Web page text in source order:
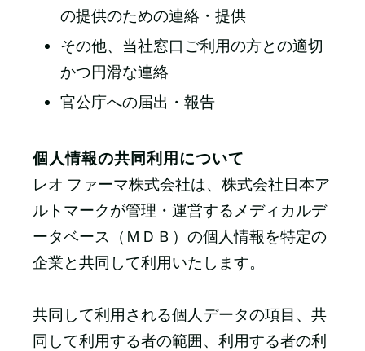
の提供のための連絡・提供
その他、当社窓口ご利用の方との適切
かつ円滑な連絡
官公庁への届出・報告
個人情報の共同利用について
レオ ファーマ株式会社は、株式会社日本ア
ルトマークが管理・運営するメディカルデ
ータベース（ＭＤＢ）の個人情報を特定の
企業と共同して利用いたします。
共同して利用される個人データの項目、共
同して利用する者の範囲、利用する者の利